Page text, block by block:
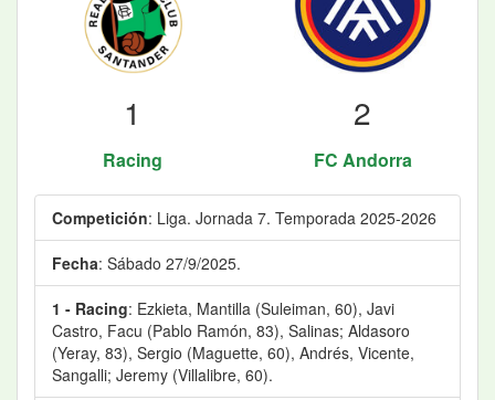
1 2
Racing FC Andorra
Competición: Liga. Jornada 7. Temporada 2025-2026
Fecha: Sábado 27/9/2025.
1 - Racing: Ezkieta, Mantilla (Suleiman, 60), Javi
Castro, Facu (Pablo Ramón, 83), Salinas; Aldasoro
(Yeray, 83), Sergio (Maguette, 60), Andrés, Vicente,
Sangalli; Jeremy (Villalibre, 60).